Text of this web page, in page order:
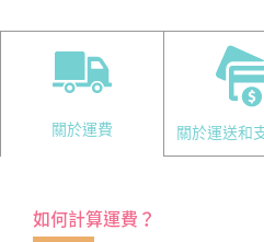
關於運費 關於運送和
如何計算運費？